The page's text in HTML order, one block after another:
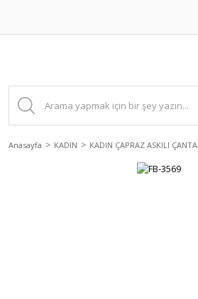
Anasayfa KADIN KADIN ÇAPRAZ ASKILI ÇANTA